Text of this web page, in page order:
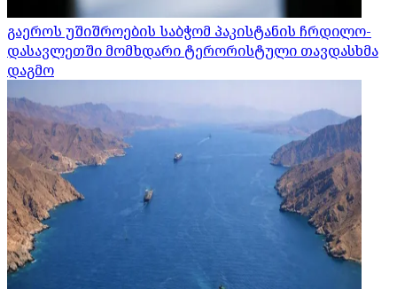
გაეროს უშიშროების საბჭომ პაკისტანის ჩრდილო-
დასავლეთში მომხდარი ტერორისტული თავდასხმა
დაგმო